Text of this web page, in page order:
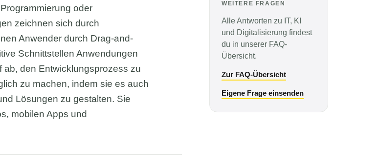
oder
zeichnen sich durch
Anwender durch Drag-and-
Schnittstellen Anwendungen
den Entwicklungsprozess zu
zu machen, indem sie es auch
Lösungen zu gestalten. Sie
mobilen Apps und
WEITERE FRAGEN
Alle Antworten zu IT, KI
und Digitalisierung findest
du in unserer FAQ-
Übersicht.
Zur FAQ-Übersicht
Eigene Frage einsenden